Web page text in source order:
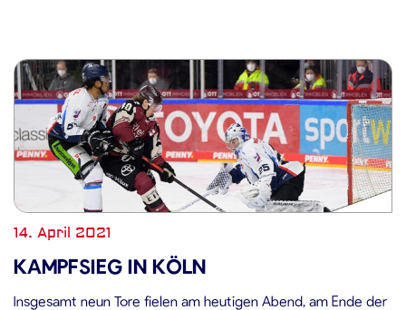
14. April 2021
KAMPFSIEG IN KÖLN
Insgesamt neun Tore fielen am heutigen Abend, am Ende der